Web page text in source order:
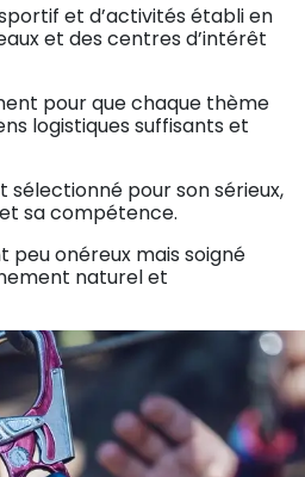
et d’activités établi en
et des centres d’intérêt
pour que chaque thème
logistiques suffisants et
sélectionné pour son sérieux,
sa compétence.
peu onéreux mais soigné
naturel et